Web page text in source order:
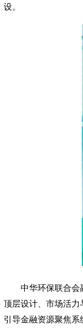
设。
中华环保联合会
顶层设计、市场活
引导金融资源聚焦